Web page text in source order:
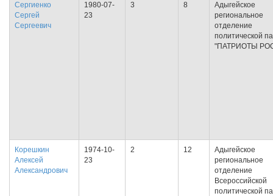
Сергиенко
Сергей
Сергеевич
1980-07-
23
3 8
Адыгейское
региональное
отделение
политической
"ПАТРИОТЫ
Корешкин
Алексей
Александрович
1974-10-
23
2 12
Адыгейское
региональное
отделение
Всероссийской
политической